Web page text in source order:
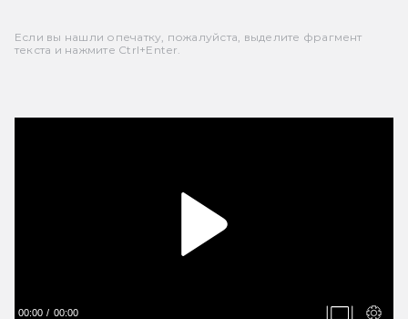
Если вы нашли опечатку, пожалуйста, выделите фрагмент
текста и нажмите Ctrl+Enter.
00:00 00:00